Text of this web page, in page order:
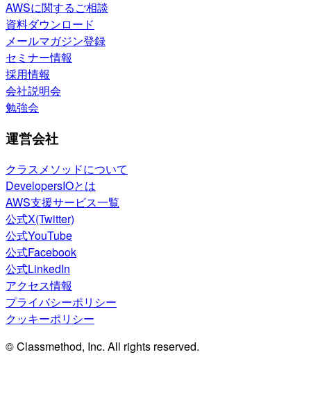
AWSに関するご相談
資料ダウンロード
メールマガジン登録
セミナー情報
採用情報
会社説明会
勉強会
運営会社
クラスメソッドについて
DevelopersIOとは
AWS支援サービス一覧
公式X(Twitter)
公式YouTube
公式Facebook
公式LinkedIn
アクセス情報
プライバシーポリシー
クッキーポリシー
© Classmethod, Inc. All rights reserved.